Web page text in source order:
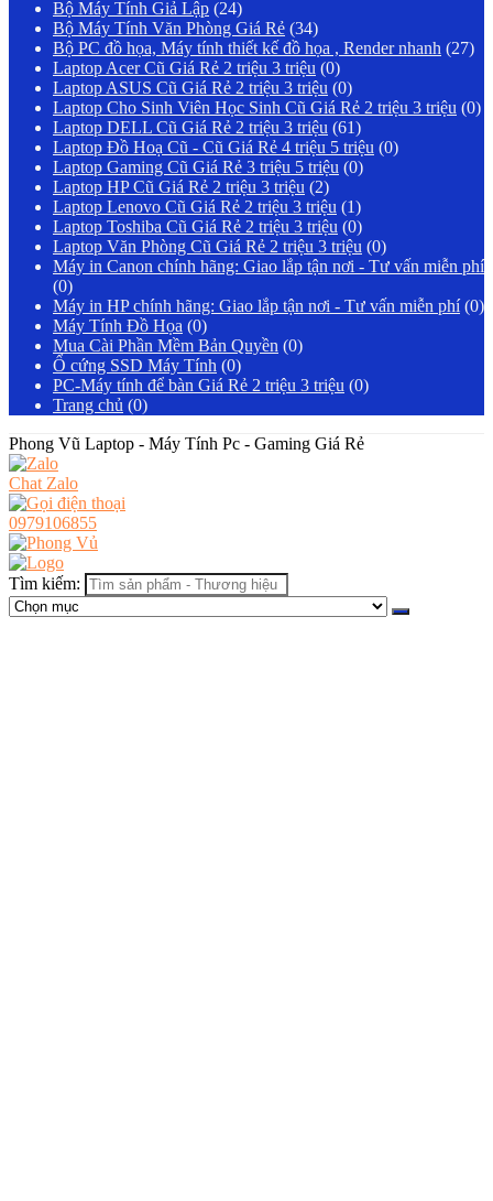
Bộ Máy Tính Giả Lập (24)
Bộ Máy Tính Văn Phòng Giá Rẻ (34)
Bộ PC đồ họa, Máy tính thiết kế đồ họa , Render nhanh (27)
Laptop Acer Cũ Giá Rẻ 2 triệu 3 triệu (0)
Laptop ASUS Cũ Giá Rẻ 2 triệu 3 triệu (0)
Laptop Cho Sinh Viên Học Sinh Cũ Giá Rẻ 2 triệu 3 triệu (0)
Laptop DELL Cũ Giá Rẻ 2 triệu 3 triệu (61)
Laptop Đồ Hoạ Cũ - Cũ Giá Rẻ 4 triệu 5 triệu (0)
Laptop Gaming Cũ Giá Rẻ 3 triệu 5 triệu (0)
Laptop HP Cũ Giá Rẻ 2 triệu 3 triệu (2)
Laptop Lenovo Cũ Giá Rẻ 2 triệu 3 triệu (1)
Laptop Toshiba Cũ Giá Rẻ 2 triệu 3 triệu (0)
Laptop Văn Phòng Cũ Giá Rẻ 2 triệu 3 triệu (0)
Máy in Canon chính hãng: Giao lắp tận nơi - Tư vấn miễn phí
(0)
Máy in HP chính hãng: Giao lắp tận nơi - Tư vấn miễn phí (0)
Máy Tính Đồ Họa (0)
Mua Cài Phần Mềm Bản Quyền (0)
Ổ cứng SSD Máy Tính (0)
PC-Máy tính để bàn Giá Rẻ 2 triệu 3 triệu (0)
Trang chủ (0)
Phong Vũ Laptop - Máy Tính Pc - Gaming Giá Rẻ
Chat Zalo
0979106855
Tìm kiếm: